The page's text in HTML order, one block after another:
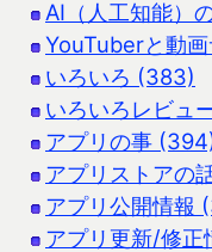
AI（人工知能）
YouTuberと動
いろいろ (383)
いろいろレビュ
アプリの事
アプリストアの
アプリ公開情報
アプリ更新/修正